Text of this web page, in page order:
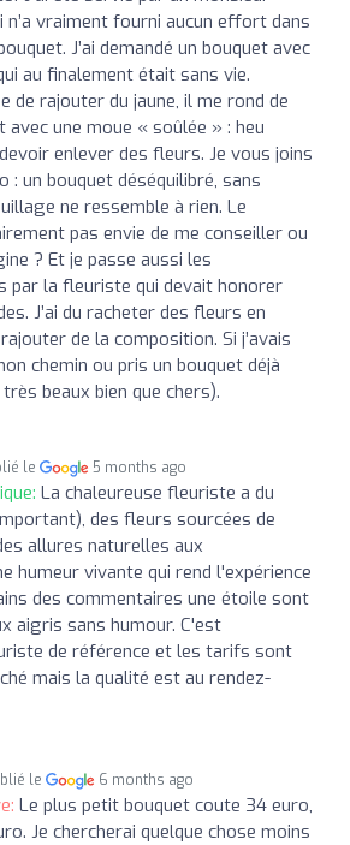
vraiment fourni aucun effort dans
J’ai demandé un bouquet avec
au finalement était sans vie.
de rajouter du jaune, il me rond de
une moue « soûlée » : heu
enlever des fleurs. Je vous joins
: un bouquet déséquilibré, sans
ne ressemble à rien. Le
pas envie de me conseiller ou
? Et je passe aussi les
par la fleuriste qui devait honorer
J’ai du racheter des fleurs en
de la composition. Si j’avais
chemin ou pris un bouquet déjà
beaux bien que chers).
le 5 months ago
La chaleureuse fleuriste a du
des fleurs sourcées de
allures naturelles aux
humeur vivante qui rend l'expérience
des commentaires une étoile sont
aigris sans humour. C'est
de référence et les tarifs sont
mais la qualité est au rendez-
le 6 months ago
Le plus petit bouquet coute 34 euro,
Je chercherai quelque chose moins